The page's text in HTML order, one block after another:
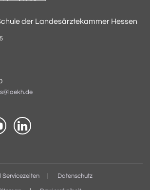
der Landesärztekammer Hessen
Servicezeiten Datenschutz